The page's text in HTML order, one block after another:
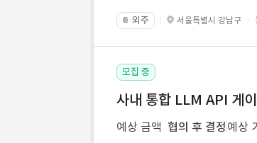
📔 외주 서울특별시 강남구 ·
모집 중
사내 통합 LLM API 게
예상 금액 협의 후 결정 예상